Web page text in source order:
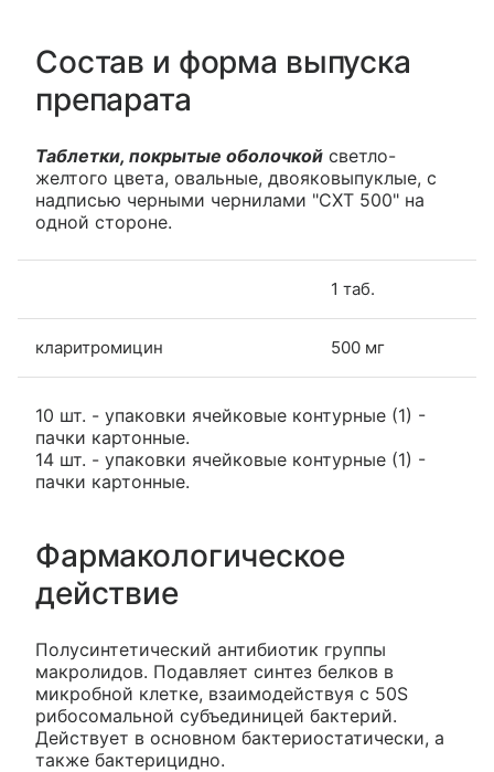
Состав и форма выпуска
препарата
Таблетки, покрытые оболочкой светло-
желтого цвета, овальные, двояковыпуклые, с
надписью черными чернилами "CXT 500" на
одной стороне.
1 таб.
кларитромицин 500 мг
10 шт. - упаковки ячейковые контурные (1) -
пачки картонные.
14 шт. - упаковки ячейковые контурные (1) -
пачки картонные.
Фармакологическое
действие
Полусинтетический антибиотик группы
макролидов. Подавляет синтез белков в
микробной клетке, взаимодействуя с 50S
рибосомальной субъединицей бактерий.
Действует в основном бактериостатически, а
также бактерицидно.